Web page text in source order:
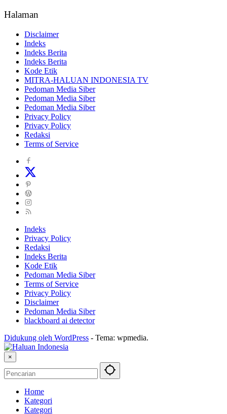
Halaman
Disclaimer
Indeks
Indeks Berita
Indeks Berita
Kode Etik
MITRA-HALUAN INDONESIA TV
Pedoman Media Siber
Pedoman Media Siber
Pedoman Media Siber
Privacy Policy
Privacy Policy
Redaksi
Terms of Service
Indeks
Privacy Policy
Redaksi
Indeks Berita
Kode Etik
Pedoman Media Siber
Terms of Service
Privacy Policy
Disclaimer
Pedoman Media Siber
blackboard ai detector
Didukung oleh WordPress - Tema: wpmedia.
×
Home
Kategori
Kategori